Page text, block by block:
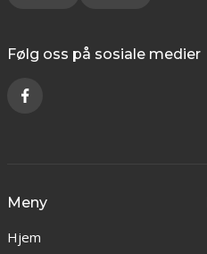
Følg oss på sosiale medier
Meny
Hjem